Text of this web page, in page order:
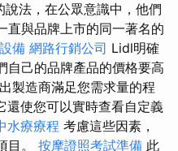
說法，在公眾意識中，他們
直與品牌上市的同一著名的
備 網路行銷公司 Lidl明確
自己的品牌產品的價格要高
製造商滿足您需求量的程
還使您可以實時查看自定義
水療療程 考慮這些因素，
目。 按摩證照考試準備 此